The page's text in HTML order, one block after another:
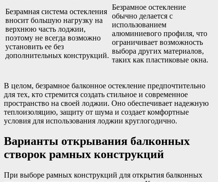
Безрамная система остекления
вносит большую нагрузку на
верхнюю часть лоджии,
поэтому не всегда возможно
установить ее без
дополнительных конструкций.
Безрамное остекление
обычно делается с
использованием
алюминиевого профиля, что
ограничивает возможность
выбора других материалов,
таких как пластиковые окна.
В целом, безрамное балконное остекление предпочтительно
для тех, кто стремится создать стильное и современное
пространство на своей лоджии. Оно обеспечивает надежную
теплоизоляцию, защиту от шума и создает комфортные
условия для использования лоджии круглогодично.
Варианты открывания балконных
створок рамных конструкций
При выборе рамных конструкций для открытия балконных